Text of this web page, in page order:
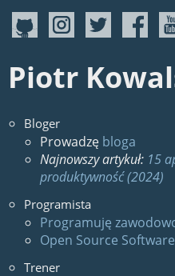
Piotr
Bloger
Prowadzę bloga
Najnowszy artykuł: 15
produktywność (2024)
Programista
Programuję
Open Source Software
Trener